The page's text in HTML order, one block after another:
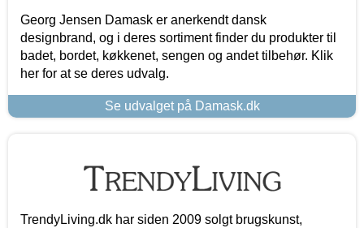
Georg Jensen Damask er anerkendt dansk
designbrand, og i deres sortiment finder du produkter til
badet, bordet, køkkenet, sengen og andet tilbehør. Klik
her for at se deres udvalg.
Se udvalget på Damask.dk
TrendyLiving.dk har siden 2009 solgt brugskunst,